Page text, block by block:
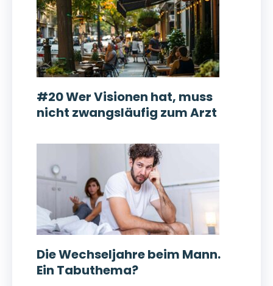
#20 Wer Visionen hat, muss
nicht zwangsläufig zum Arzt
Die Wechseljahre beim Mann.
Ein Tabuthema?